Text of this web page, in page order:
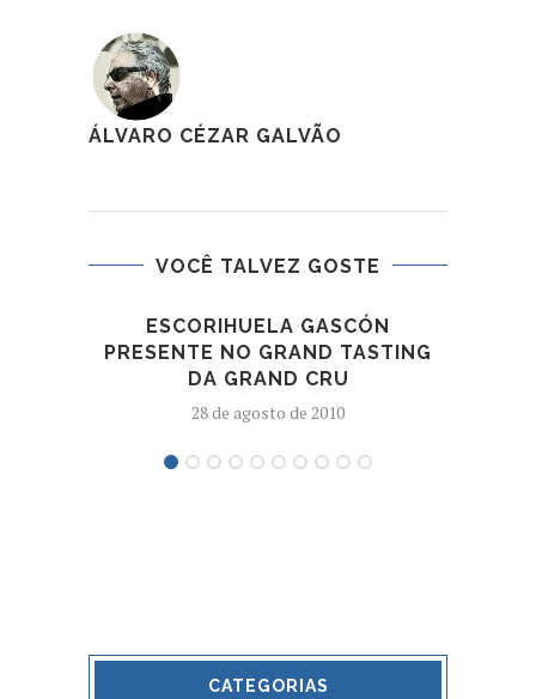
ÁLVARO CÉZAR GALVÃO
VOCÊ TALVEZ GOSTE
ESCORIHUELA GASCÓN
PRESENTE NO GRAND TASTING
DA GRAND CRU
28 de agosto de 2010
CATEGORIAS